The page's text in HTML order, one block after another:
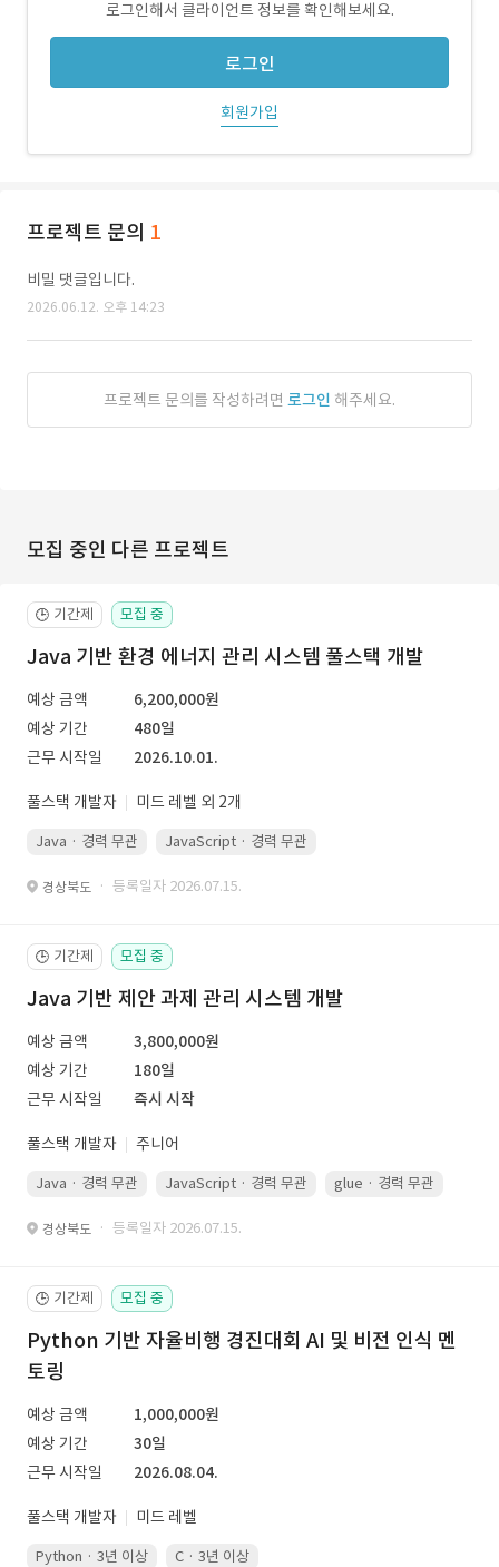
로그인해서 클라이언트 정보를 확인해보세요.
로그인
회원가입
프로젝트 문의 1
비밀 댓글입니다.
2026.06.12. 오후 14:23
프로젝트 문의를 작성하려면 로그인 해주세요.
모집 중인 다른 프로젝트
🕒 기간제 모집 중
Java 기반 환경 에너지 관리 시스템 풀스택 개발
예상 금액
6,200,000원
예상 기간
480일
근무 시작일
2026.10.01.
풀스택 개발자 미드 레벨 외 2개
Java · 경력 무관 JavaScript · 경력 무관
경상북도 · 등록일자 2026.07.15.
🕒 기간제 모집 중
Java 기반 제안 과제 관리 시스템 개발
예상 금액
3,800,000원
예상 기간
180일
근무 시작일
즉시 시작
풀스택 개발자 주니어
Java · 경력 무관 JavaScript · 경력 무관 glue · 경력 무관
경상북도 · 등록일자 2026.07.15.
🕒 기간제 모집 중
Python 기반 자율비행 경진대회 AI 및 비전 인식 멘
토링
예상 금액
1,000,000원
예상 기간
30일
근무 시작일
2026.08.04.
풀스택 개발자 미드 레벨
Python · 3년 이상 C · 3년 이상